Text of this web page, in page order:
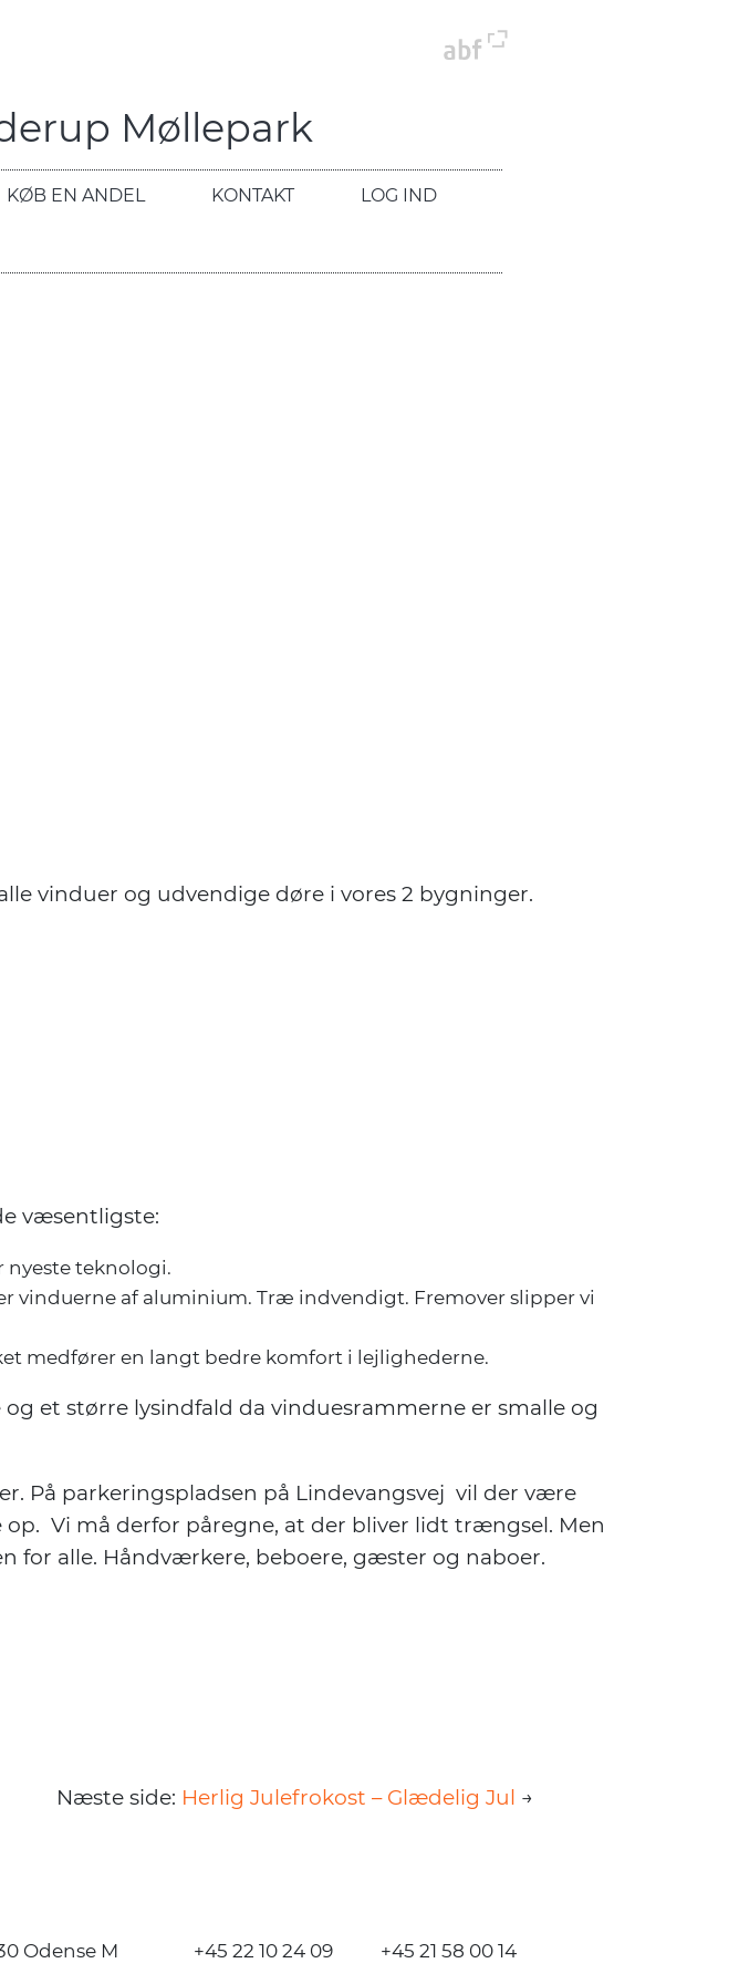
Møllepark
KØB EN ANDEL KONTAKT LOG IND
vinduer og udvendige døre i vores 2 bygninger.
væsentligste:
teknologi.
vinduerne af aluminium. Træ indvendigt. Fremover slipper vi
medfører en langt bedre komfort i lejlighederne.
et større lysindfald da vinduesrammerne er smalle og
På parkeringspladsen på Lindevangsvej vil der være
Vi må derfor påregne, at der bliver lidt trængsel. Men
for alle. Håndværkere, beboere, gæster og naboer.
Næste side: Herlig Julefrokost – Glædelig Jul →
Odense M +45 22 10 24 09 +45 21 58 00 14